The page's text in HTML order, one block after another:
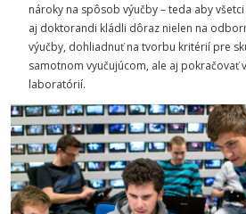
nároky na spôsob výučby – teda aby
aj doktorandi kládli dôraz nielen na
výučby, dohliadnuť na tvorbu kritérií pre
samotnom vyučujúcom, ale aj pokračovať
laboratórií.